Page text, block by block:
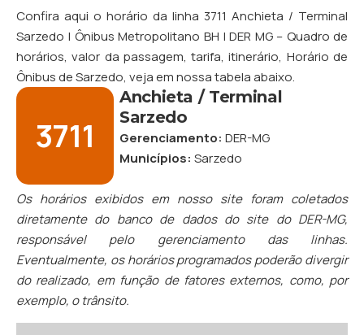
Confira aqui o horário da linha 3711 Anchieta / Terminal
Sarzedo | Ônibus Metropolitano BH | DER MG – Quadro de
horários, valor da passagem, tarifa, itinerário, Horário de
Ônibus deSarzedo, veja em nossa tabela abaixo.
3711
Anchieta / Terminal
Sarzedo
Gerenciamento: DER-MG
Municípios: Sarzedo
Os horários exibidos em nosso site foram coletados
diretamente do banco de dados do site do DER-MG,
responsável pelo gerenciamento das linhas.
Eventualmente, os horários programados poderão divergir
do realizado, em função de fatores externos, como, por
exemplo, o trânsito.